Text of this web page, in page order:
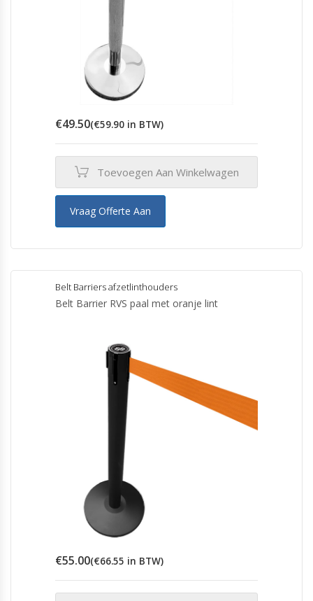
€49.50(€59.90 in BTW)
Toevoegen Aan Winkelwagen
Vraag Offerte Aan
Belt Barriers afzetlinthouders
Belt Barrier RVS paal met oranje lint
€55.00(€66.55 in BTW)